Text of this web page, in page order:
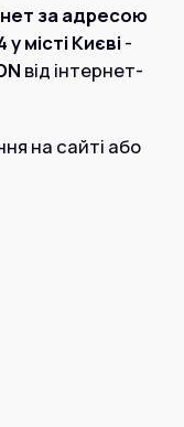
за адресою
місті Києві-
від інтернет-
на сайті або